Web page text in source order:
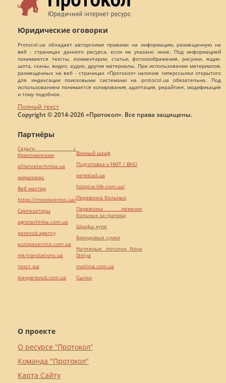
Юридические оговорки
Protocol.ua обладает авторскими правами на информацию, размещенную на
веб - страницах данного ресурса, если не указано иное. Под информацией
понимаются тексты, комментарии, статьи, фотоизображения, рисунки, ящик-
шота, сканы, видео, аудио, другие материалы. При использовании материалов,
размещенных на веб - страницах «Протокол» наличие гиперссылки открытого
для индексации поисковыми системами на protocol.ua обязательна. Под
использованием понимается копирования, адаптация, рерайтинг, модификация
и тому подобное.
Полный текст
Copyright © 2014-2026 «Протокол». Все права защищены.
О проекте
О ресурсе “Протокол”
Команда "Протокол"
Карта Сайту
Партнёры
Серьги с
бриллиантами
alliancetechnika.ua
миралинкс
Веб мастер
https://motokosmos.ua/
Синтезаторы
agrotechnika.com.ua
perevod.agency
europeservice.com.ua
mk-translations.ua
текст юа
kievperevod.com.ua
Винный шкаф
Подготовка к НМТ / ВНО
pereklad.ua
hospice-life.com.ua/
Перевозка больных
Перевозка лежачих
больных за границу
Шкафы купе
Брендовые сумки
Натяжные потолки Nova
Stelya
maltina.com.ua
Cылки